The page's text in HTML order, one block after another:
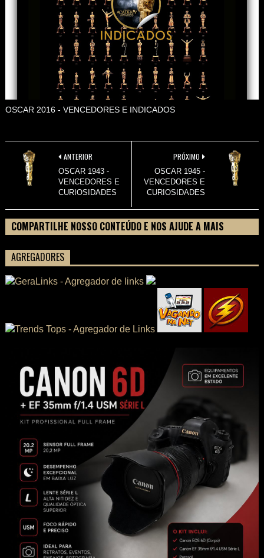
OSCAR 2016 - VENCEDORES E INDICADOS
PRÓXIMO
OSCAR 1945 -
VENCEDORES E
CURIOSIDADES
ANTERIOR
OSCAR 1943 -
VENCEDORES E
CURIOSIDADES
COMPARTILHE NOSSO CONTEÚDO E NOS AJUDE A MAIS
AGREGADORES